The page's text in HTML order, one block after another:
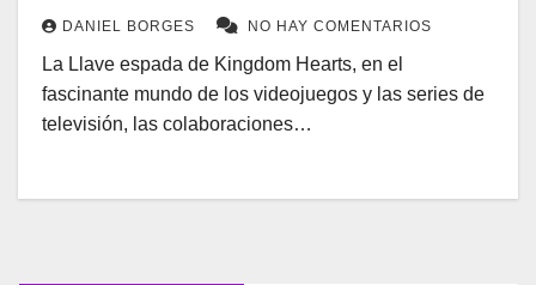
DANIEL BORGES NO HAY COMENTARIOS
La Llave espada de Kingdom Hearts, en el
fascinante mundo de los videojuegos y las series de
televisión, las colaboraciones…